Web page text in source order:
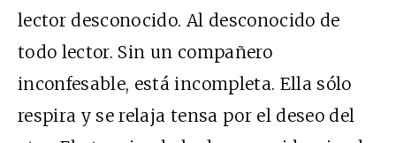
lector desconocido. Al desconocido de
todo lector. Sin un compañero
inconfesable, está incompleta. Ella sólo
respira y se relaja tensa por el deseo del